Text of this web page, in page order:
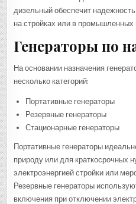
дизельный обеспечит
на стройках или в промышленных
Генераторы по
На основании назначения
несколько категорий:
Портативные генераторы
Резервные генераторы
Стационарные генераторы
Портативные генераторы
природу или для краткосрочных
электроэнергией стройки или
Резервные генераторы
включения при отключении